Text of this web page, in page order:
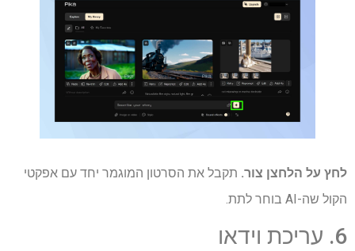
לחץ על הלחצן צור. תקבל את הסרטון המוגמר יחד עם אפקטי
הקול שה-AI בוחר לתת.
6. עריכת וידאו